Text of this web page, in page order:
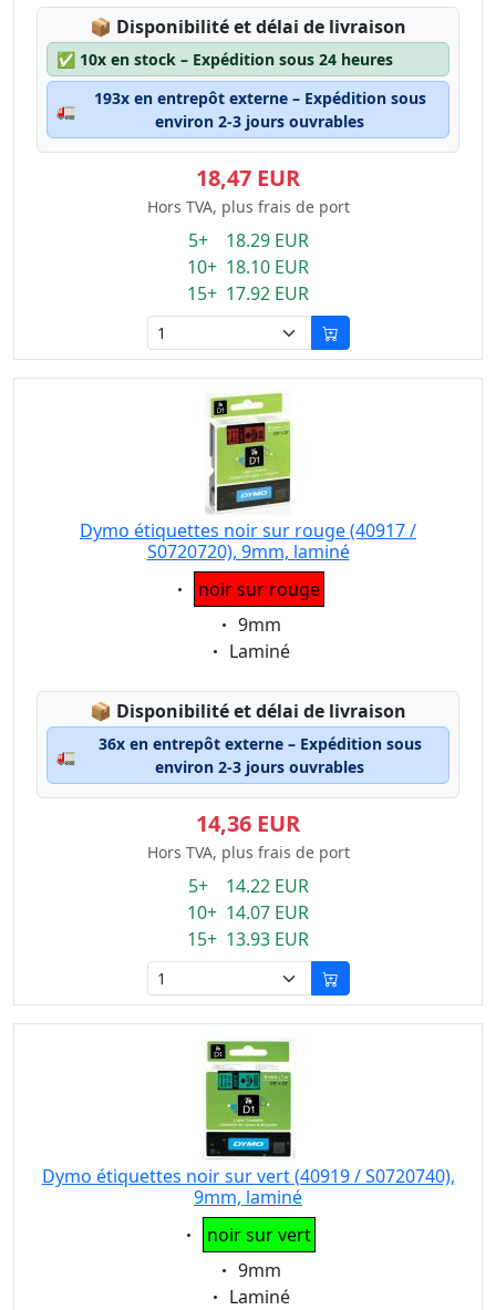
📦 Lagerstatus:
Disponibilité et délai de livraison
✅ 10x en stock – Expédition sous 24 heures
🚛
193x en entrepôt externe – Expédition sous
environ 2-3 jours ouvrables
18,47 EUR
Hors TVA, plus frais de port
5+ 18.29 EUR
10+ 18.10 EUR
15+ 17.92 EUR
Dymo étiquettes noir sur rouge (40917 /
S0720720), 9mm, laminé
Eigenschaft:
noir sur rouge
Eigenschaft:
9mm
Eigenschaft:
Laminé
📦 Lagerstatus:
Disponibilité et délai de livraison
🚛
36x en entrepôt externe – Expédition sous
environ 2-3 jours ouvrables
14,36 EUR
Hors TVA, plus frais de port
5+ 14.22 EUR
10+ 14.07 EUR
15+ 13.93 EUR
Dymo étiquettes noir sur vert (40919 / S0720740),
9mm, laminé
Eigenschaft:
noir sur vert
Eigenschaft:
9mm
Eigenschaft:
Laminé